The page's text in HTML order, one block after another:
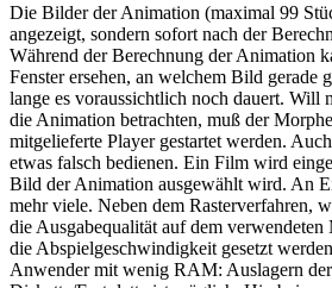
Die Bilder der Animation (maximal 99
angezeigt, sondern sofort nach der
Während der Berechnung der Animation
Fenster ersehen, an welchem Bild gerade
lange es voraussichtlich noch dauert. Will
die Animation betrachten, muß der
mitgelieferte Player gestartet werden.
etwas falsch bedienen. Ein Film wird
Bild der Animation ausgewählt wird. An
mehr viele. Neben dem Rasterverfahren,
die Ausgabequalität auf dem
die Abspielgeschwindigkeit gesetzt
Anwender mit wenig RAM: Auslagern